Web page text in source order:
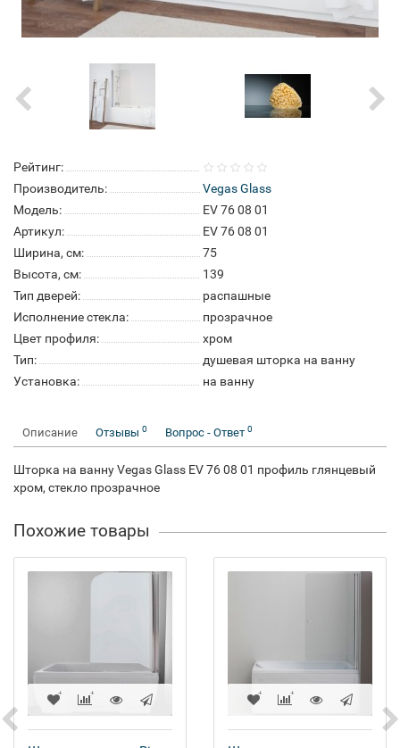
Рейтинг:
Производитель:
Vegas Glass
Модель:
EV 76 08 01
Артикул:
EV 76 08 01
Ширина, см:
75
Высота, см:
139
Тип дверей:
распашные
Исполнение стекла:
прозрачное
Цвет профиля:
хром
Тип:
душевая шторка на ванну
Установка:
на ванну
Описание Отзывы 0 Вопрос - Ответ 0
Шторка на ванну Vegas Glass EV 76 08 01 профиль глянцевый
хром, стекло прозрачное
Похожие товары